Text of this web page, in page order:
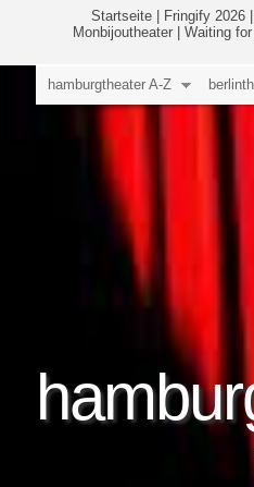
Startseite Fringify 2026
Monbijoutheater
Waiting
hamburgtheater A-Z